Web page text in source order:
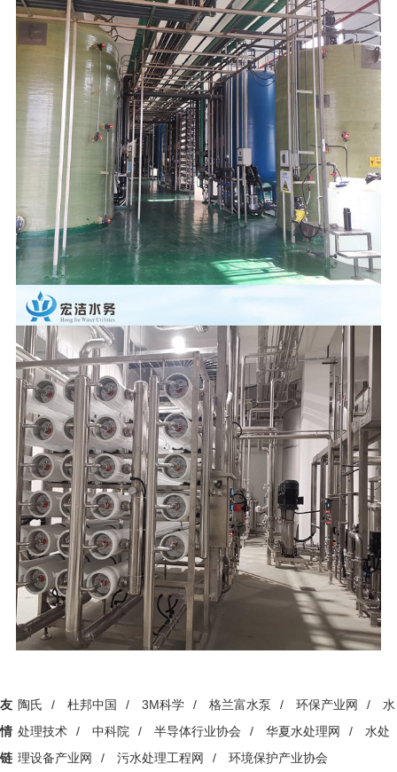
友
情
链
陶氏 / 杜邦中国 / 3M科学 / 格兰富水泵 / 环保产业网 /
水
处理技术
/ 中科院 / 半导体行业协会 / 华夏水处理网 /
水处
理设备产业网
/ 污水处理工程网 / 环境保护产业协会